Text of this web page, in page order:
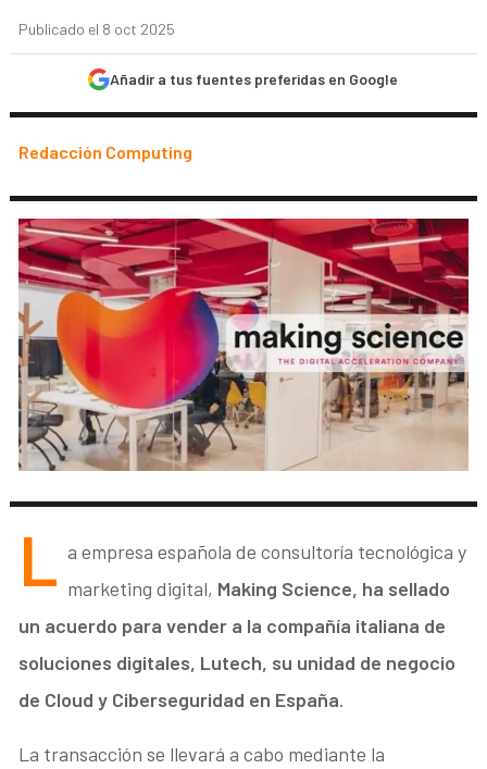
Publicado el 8 oct 2025
Añadir a tus fuentes preferidas en Google
Redacción Computing
L a empresa española de consultoría tecnológica y
marketing digital, Making Science, ha sellado
un acuerdo para vender a la compañía italiana de
soluciones digitales, Lutech, su unidad de negocio
de Cloud y Ciberseguridad en España.
La transacción se llevará a cabo mediante la